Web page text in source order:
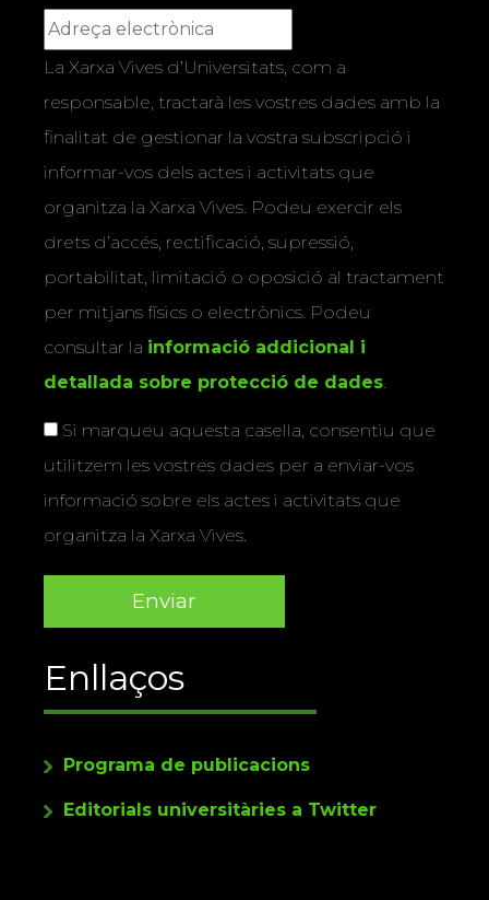
La Xarxa Vives d’Universitats, com a
responsable, tractarà les vostres dades amb la
finalitat de gestionar la vostra subscripció i
informar-vos dels actes i activitats que
organitza la Xarxa Vives. Podeu exercir els
drets d’accés, rectificació, supressió,
portabilitat, limitació o oposició al tractament
per mitjans físics o electrònics. Podeu
consultar la informació addicional i
detallada sobre protecció de dades.
Si marqueu aquesta casella, consentiu que
utilitzem les vostres dades per a enviar-vos
informació sobre els actes i activitats que
organitza la Xarxa Vives.
Enllaços
Programa de publicacions
Editorials universitàries a Twitter